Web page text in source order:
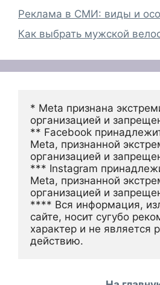
Реклама в СМИ: виды и
Как выбрать мужской
* Meta признана
организацией и
** Facebook
Meta, признанной
организацией и
*** Instagram
Meta, признанной
организацией и
**** Вся информация,
сайте, носит сугубо
характер и не является
действию.